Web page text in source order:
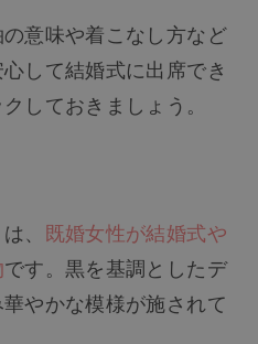
意味や着こなし方など
して結婚式に出席でき
しておきましょう。
、 既婚女性が結婚式や
です。黒を基調としたデ
やかな模様が施されて